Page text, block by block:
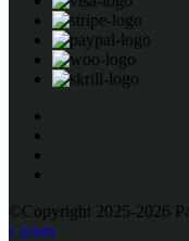
©Copyright 2025-2026
Colors